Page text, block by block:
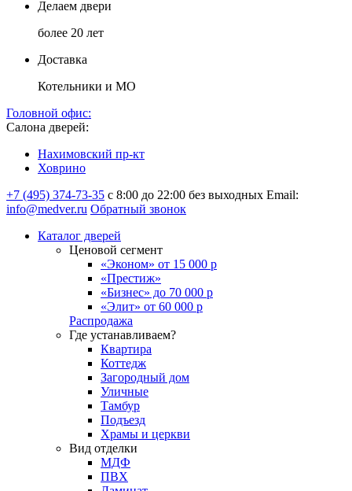
Делаем двери
более 20 лет
Доставка
Котельники и МО
Головной офис:
Салона дверей:
Нахимовский пр-кт
Ховрино
+7 (495) 374-73-35 с 8:00 до 22:00 без выходных Email:
info@medver.ru Обратный звонок
Каталог дверей
Ценовой сегмент
«Эконом» от 15 000 р
«Престиж»
«Бизнес» до 70 000 р
«Элит» от 60 000 р
Распродажа
Где устанавливаем?
Квартира
Коттедж
Загородный дом
Уличные
Тамбур
Подъезд
Храмы и церкви
Вид отделки
МДФ
ПВХ